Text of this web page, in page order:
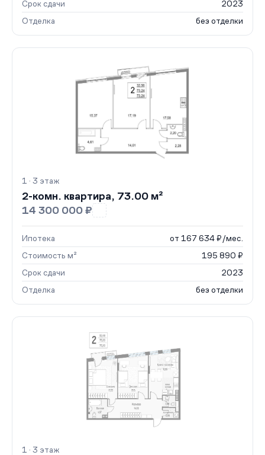
Срок сдачи
2023
Отделка
без отделки
1 · 3 этаж
2-комн. квартира, 73.00 м²
14 300 000 ₽
Ипотека
от 167 634 ₽/мес.
Стоимость м²
195 890 ₽
Срок сдачи
2023
Отделка
без отделки
1 · 3 этаж